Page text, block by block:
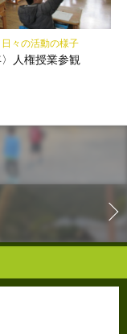
日々の活動の様子
〉人権授業参観